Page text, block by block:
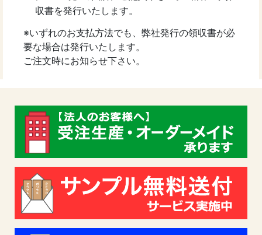
収書を発行いたします。
※いずれのお支払方法でも、弊社発行の領収書が必
要な場合は発行いたします。
ご注文時にお知らせ下さい。